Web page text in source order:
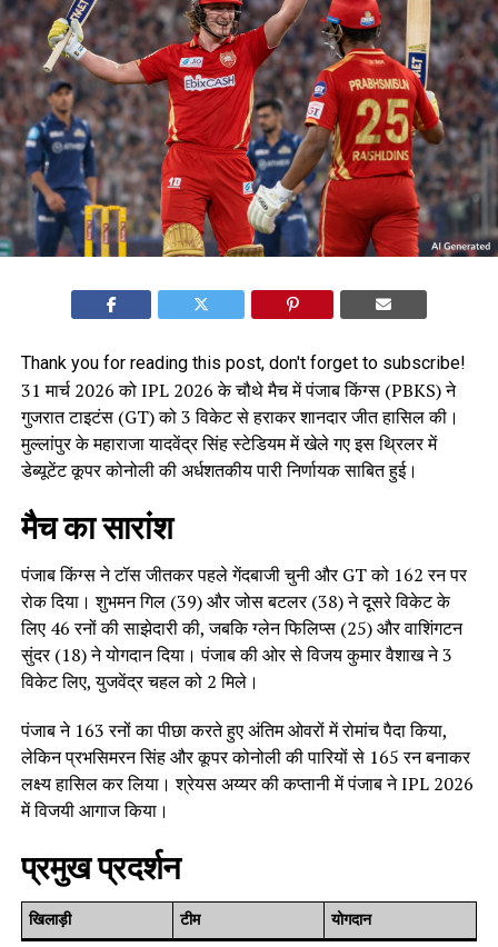
Thank you for reading this post, don't forget to subscribe!
31 मार्च 2026 को IPL 2026 के चौथे मैच में पंजाब किंग्स (PBKS) ने
गुजरात टाइटंस (GT) को 3 विकेट से हराकर शानदार जीत हासिल की।
मुल्लांपुर के महाराजा यादवेंद्र सिंह स्टेडियम में खेले गए इस थ्रिलर में
डेब्यूटेंट कूपर कोनोली की अर्धशतकीय पारी निर्णायक साबित हुई।
मैच का सारांश
पंजाब किंग्स ने टॉस जीतकर पहले गेंदबाजी चुनी और GT को 162 रन पर
रोक दिया। शुभमन गिल (39) और जोस बटलर (38) ने दूसरे विकेट के
लिए 46 रनों की साझेदारी की, जबकि ग्लेन फिलिप्स (25) और वाशिंगटन
सुंदर (18) ने योगदान दिया। पंजाब की ओर से विजय कुमार वैशाख ने 3
विकेट लिए, युजवेंद्र चहल को 2 मिले।
पंजाब ने 163 रनों का पीछा करते हुए अंतिम ओवरों में रोमांच पैदा किया,
लेकिन प्रभसिमरन सिंह और कूपर कोनोली की पारियों से 165 रन बनाकर
लक्ष्य हासिल कर लिया। श्रेयस अय्यर की कप्तानी में पंजाब ने IPL 2026
में विजयी आगाज किया।
प्रमुख प्रदर्शन
खिलाड़ी टीम योगदान